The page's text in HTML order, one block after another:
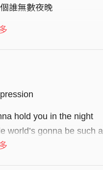
誰無數夜晚
法觸及的距離
/PAIN
hold you in the night
world’s gonna be such
for you till the night